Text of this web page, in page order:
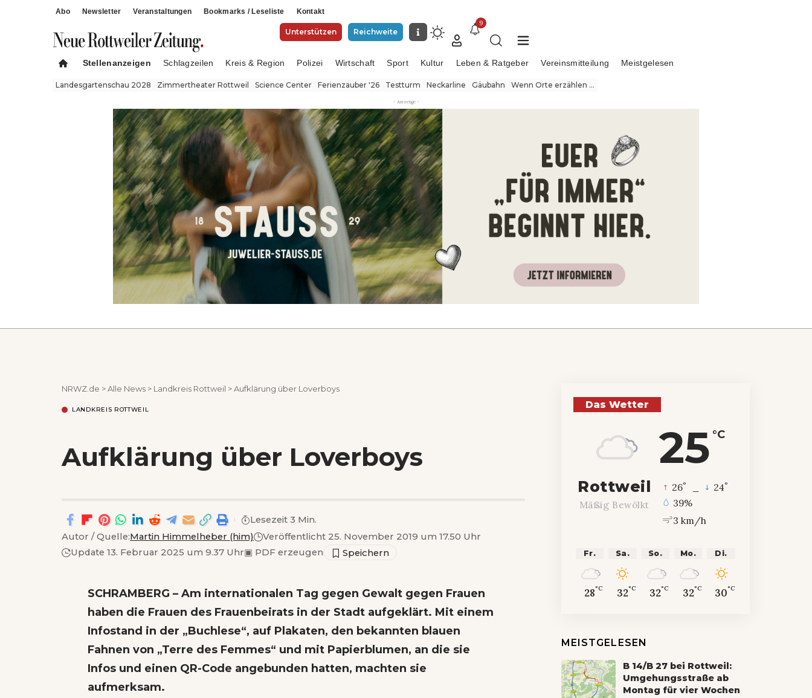
Abo Newsletter Veranstaltungen Bookmarks / Leseliste Kontakt
Unterstützen Reichweite
9
Stellenanzeigen Schlagzeilen Kreis & Region Polizei Wirtschaft Sport Kultur Leben & Ratgeber Vereinsmitteilung Meistgelesen
Landesgartenschau 2028 Zimmertheater Rottweil Science Center Ferienzauber '26 Testturm Neckarline Gäubahn Wenn Orte erzählen ...
- Anzeige -
NRWZ.de >Alle News > Landkreis Rottweil >Aufklärung über Loverboys
LANDKREIS ROTTWEIL
Aufklärung über Loverboys
Autor / Quelle:Martin Himmelheber (him)
Veröffentlicht 25. November 2019 um 17.50 Uhr
Update 13. Februar 2025 um 9.37 Uhr▣ PDF erzeugen
Lesezeit 3 Min.
SCHRAMBERG – Am internationalen Tag gegen Gewalt gegen Frauen
haben die Frauen des Frauenbeirats in der Stadt aufgeklärt. Mit einem
Infostand in der „Buchlese“, auf Plakaten, den bekannten blauen
Fahnen von „Terre des Femmes“ und mit Papierblumen, an die sie
Infos und einen QR-Code angebunden hatten, machten sie
aufmerksam.
Das Wetter
25 °C
Rottweil
Mäßig Bewölkt
26° 24°
39%
3 km/h
Fr.
28°C
Sa.
32°C
So.
32°C
Mo.
32°C
Di.
30°C
MEISTGELESEN
B 14/B 27 bei Rottweil:
Umgehungsstraße ab
Montag für vier Wochen